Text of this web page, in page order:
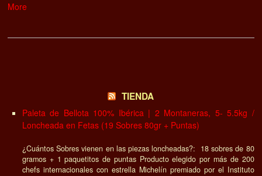
More
TIENDA
Paleta de Bellota 100% Ibérica | 2 Montaneras, 5- 5.5kg /
Loncheada en Fetas (19 Sobres 80gr + Puntas)
¿Cuántos Sobres vienen en las piezas loncheadas?: 18 sobres de 80
gramos + 1 paquetitos de puntas Producto elegido por más de 200
chefs internacionales con estrella Michelín premiado por el Instituto